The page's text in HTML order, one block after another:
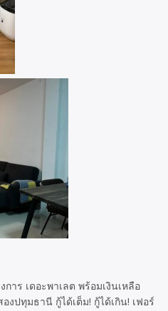
าร เดอะพาเลต พร้อมเงินเหลือ
ปทุมธานี กู้ได้เต็ม! กู้ได้เกิน! เฟอร์